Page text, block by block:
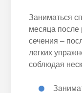
Заниматься
месяца после
сечения –
легких
соблюдая